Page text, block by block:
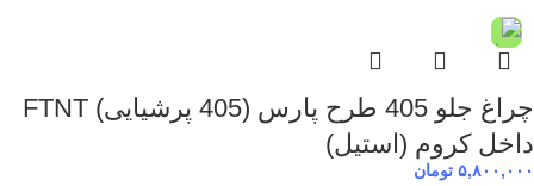
چراغ جلو 405 طرح پارس (405 پرشیایی) FTNT
داخل کروم (استیل)
۵,۸۰۰,۰۰۰ تومان